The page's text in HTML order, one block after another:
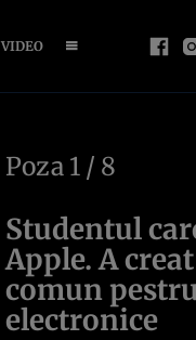
VIDEO
Poza 1 / 8
Studentul
Apple. A
comun
electronice